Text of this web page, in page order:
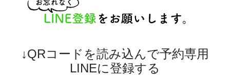
↓QRコードを読み込んで予約専用
LINEに登録する